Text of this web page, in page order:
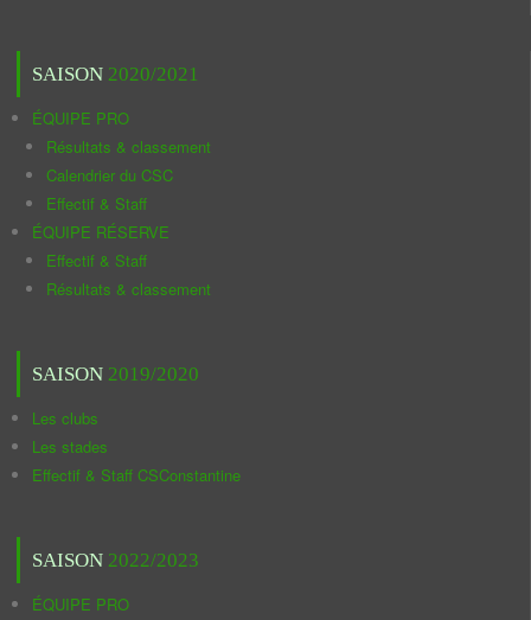
SAISON 2020/2021
ÉQUIPE PRO
Résultats & classement
Calendrier du CSC
Effectif & Staff
ÉQUIPE RÉSERVE
Effectif & Staff
Résultats & classement
SAISON 2019/2020
Les clubs
Les stades
Effectif & Staff CSConstantine
SAISON 2022/2023
ÉQUIPE PRO